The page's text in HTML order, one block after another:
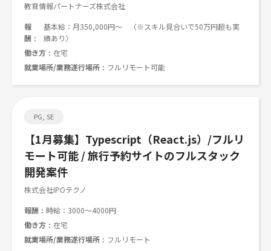
教育情報パートナーズ株式会社
報
酬
基本給：月350,000円～ （※スキル見合いで50万円超も実
績あり）
働き方
在宅
就業場所/業務遂行場所
フルリモート可能
PG, SE
【1月募集】Typescript（React.js）/フルリ
モート可能 / 旅行予約サイトのフルスタック
開発案件
株式会社IPOテクノ
報酬
時給：3000～4000円
働き方
在宅
就業場所/業務遂行場所
フルリモート